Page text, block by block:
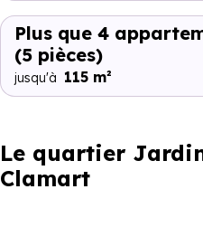
Plus que 4
(5 pièces)
jusqu'à 115 m²
Le quartier
Clamart